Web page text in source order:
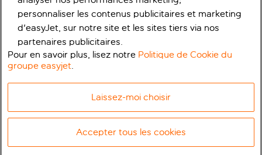
personnaliser les contenus publicitaires et marketing
d'easyJet, sur notre site et les sites tiers via nos
partenaires publicitaires.
Pour en savoir plus, lisez notre Politique de Cookie du
groupe easyjet.
Laissez-moi choisir
Accepter tous les cookies